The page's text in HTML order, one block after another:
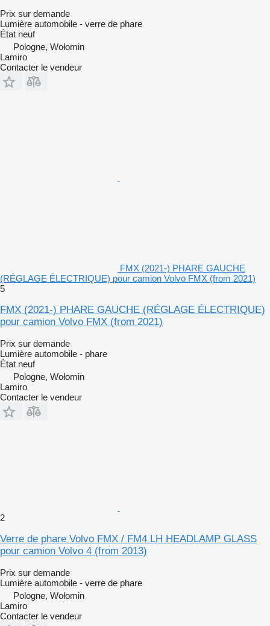
Prix sur demande
Lumière automobile - verre de phare
État neuf
Pologne, Wołomin
Lamiro
Contacter le vendeur
FMX (2021-) PHARE GAUCHE
(RÉGLAGE ÉLECTRIQUE) pour camion Volvo FMX (from 2021)
5
FMX (2021-) PHARE GAUCHE (RÉGLAGE ÉLECTRIQUE)
pour camion Volvo FMX (from 2021)
Prix sur demande
Lumière automobile - phare
État neuf
Pologne, Wołomin
Lamiro
Contacter le vendeur
2
Verre de phare Volvo FMX / FM4 LH HEADLAMP GLASS
pour camion Volvo 4 (from 2013)
Prix sur demande
Lumière automobile - verre de phare
Pologne, Wołomin
Lamiro
Contacter le vendeur